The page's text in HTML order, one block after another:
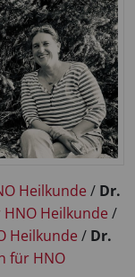
Heilkunde / Dr.
Heilkunde /
Heilkunde / Dr.
für HNO